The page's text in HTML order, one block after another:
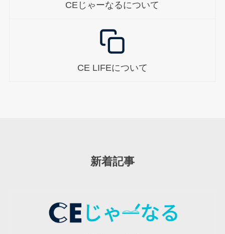
CEじゃーなるについて
CE LIFEについて
新着記事